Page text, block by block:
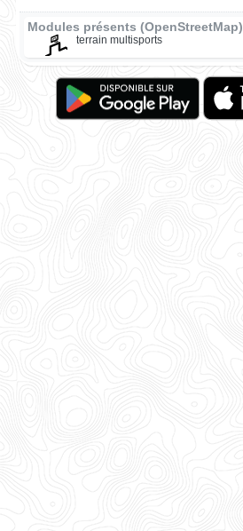
Modules présents (OpenStreetMap)
terrain multisports